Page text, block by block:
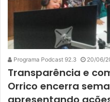
Programa Podcast 92.3 20/06/
Transparência e
Orrico encerra